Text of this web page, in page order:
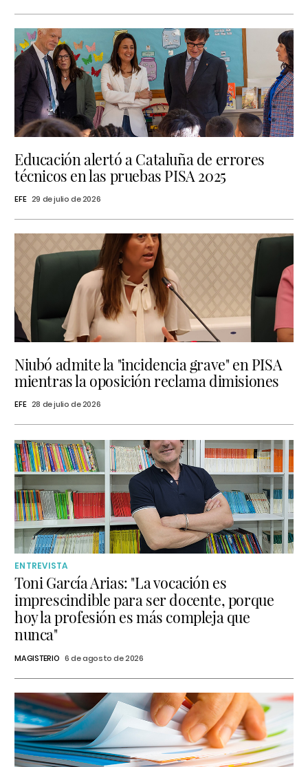
Educación alertó a Cataluña de errores
técnicos en las pruebas PISA 2025
EFE 29 de julio de 2026
Niubó admite la "incidencia grave" en PISA
mientras la oposición reclama dimisiones
EFE 28 de julio de 2026
ENTREVISTA
Toni García Arias: "La vocación es
imprescindible para ser docente, porque
hoy la profesión es más compleja que
nunca"
MAGISTERIO 6 de agosto de 2026